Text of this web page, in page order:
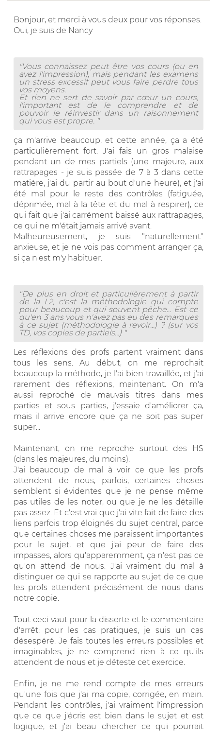
Bonjour, et merci à vous deux pour vos réponses.
Oui, je suis de Nancy
"Vous connaissez peut être vos cours (ou en
avez l'impression), mais pendant les examens
un stress excessif peut vous faire perdre tous
vos moyens.
Et rien ne sert de savoir par cœur un cours,
l'important est de le comprendre et de
pouvoir le réinvestir dans un raisonnement
qui vous est propre. "
ça m'arrive beaucoup, et cette année, ça a été
particulièrement fort. J'ai fais un gros malaise
pendant un de mes partiels (une majeure, aux
rattrapages - je suis passée de 7 à 3 dans cette
matière, j'ai du partir au bout d'une heure), et j'ai
été mal pour le reste des contrôles (fatiguée,
déprimée, mal à la tête et du mal à respirer), ce
qui fait que j'ai carrément baissé aux rattrapages,
ce qui ne m'était jamais arrivé avant.
Malheureusement, je suis "naturellement"
anxieuse, et je ne vois pas comment arranger ça,
si ça n'est m'y habituer.
"De plus en droit et particulièrement à partir
de la L2, c'est la méthodologie qui compte
pour beaucoup et qui souvent pêche... Est ce
qu'en 3 ans vous n'avez pas eu des remarques
à ce sujet (méthodologie à revoir...) ? (sur vos
TD, vos copies de partiels...) "
Les réflexions des profs partent vraiment dans
tous les sens. Au début, on me reprochait
beaucoup la méthode, je l'ai bien travaillée, et j'ai
rarement des réflexions, maintenant. On m'a
aussi reproché de mauvais titres dans mes
parties et sous parties, j'essaie d'améliorer ça,
mais il arrive encore que ça ne soit pas super
super...
Maintenant, on me reproche surtout des HS
(dans les majeures, du moins).
J'ai beaucoup de mal à voir ce que les profs
attendent de nous, parfois, certaines choses
semblent si évidentes que je ne pense même
pas utiles de les noter, ou que je ne les détaille
pas assez. Et c'est vrai que j'ai vite fait de faire des
liens parfois trop éloignés du sujet central, parce
que certaines choses me paraissent importantes
pour le sujet, et que j'ai peur de faire des
impasses, alors qu'apparemment, ça n'est pas ce
qu'on attend de nous. J'ai vraiment du mal à
distinguer ce qui se rapporte au sujet de ce que
les profs attendent précisément de nous dans
notre copie.
Tout ceci vaut pour la disserte et le commentaire
d'arrêt; pour les cas pratiques, je suis un cas
désespéré. Je fais toutes les erreurs possibles et
imaginables, je ne comprend rien à ce qu'ils
attendent de nous et je déteste cet exercice.
Enfin, je ne me rend compte de mes erreurs
qu'une fois que j'ai ma copie, corrigée, en main.
Pendant les contrôles, j'ai vraiment l'impression
que ce que j'écris est bien dans le sujet et est
logique, et j'ai beau chercher ce qui pourrait